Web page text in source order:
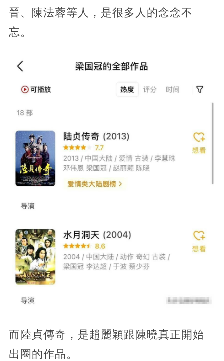
晉、陳法蓉等人，是很多人的念念不
忘。
而陸貞傳奇，是趙麗穎跟陳曉真正開始
出圈的作品。